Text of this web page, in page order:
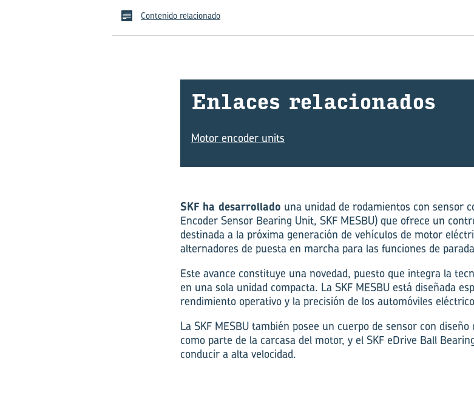
Contenido relacionado
En­la­ces re­la­cio­na­dos
Motor encoder units
SKF ha desarrollado una unidad de rodamientos con sensor
Encoder Sensor Bearing Unit, SKF MESBU) que ofrece un
destinada a la próxima generación de vehículos de motor
alternadores de puesta en marcha para las funciones de
Este avance constituye una novedad, puesto que integra la
en una sola unidad compacta. La SKF MESBU está diseñada
rendimiento operativo y la precisión de los automóviles
La SKF MESBU también posee un cuerpo de sensor con
como parte de la carcasa del motor, y el SKF eDrive Ball
conducir a alta velocidad.